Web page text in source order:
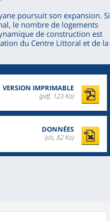
poursuit son expansion. Si
le nombre de logements
de construction est
du Centre Littoral et de la
VERSION IMPRIMABLE
(pdf, 123 Ko)
DONNÉES
(xls, 82 Ko)